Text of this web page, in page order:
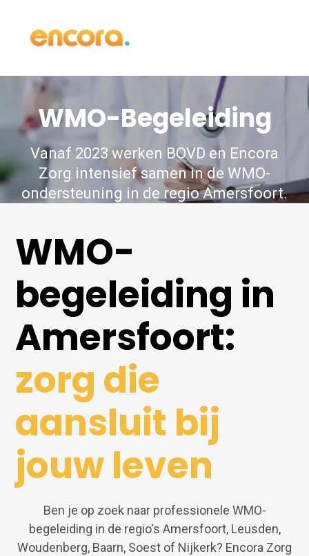
WMO-Begeleiding
Vanaf 2023 werken BOVD en Encora
Zorg intensief samen in de WMO-
ondersteuning in de regio Amersfoort.
WMO-
begeleiding in
Amersfoort:
zorg die
aansluit bij
jouw leven
Ben je op zoek naar professionele WMO-
begeleiding in de regio's Amersfoort, Leusden,
Woudenberg, Baarn, Soest of Nijkerk? Encora Zorg